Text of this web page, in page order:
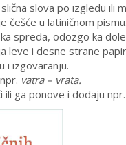
slova po izgledu ili
češće u latiničnom pismu.
spreda, odozgo ka
leve i desne strane
i izgovaranju.
vatra – vrata.
ga ponove i dodaju npr.